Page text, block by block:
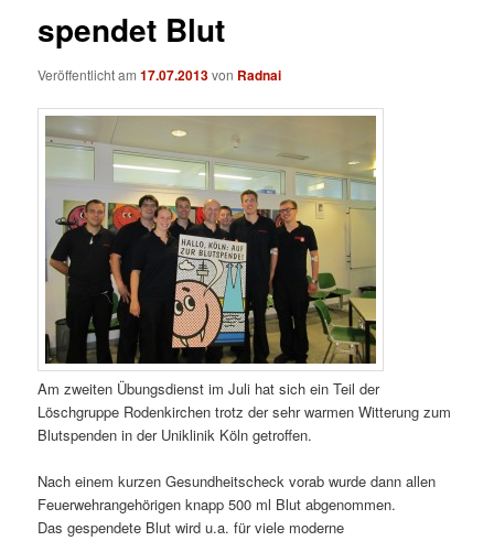
spendet Blut
Veröffentlicht am17.07.2013von Radnai
Am zweiten Übungsdienst im Juli hat sich ein Teil der
Löschgruppe Rodenkirchen trotz der sehr warmen Witterung zum
Blutspenden in der Uniklinik Köln getroffen.
Nach einem kurzen Gesundheitscheck vorab wurde dann allen
Feuerwehrangehörigen knapp 500 ml Blut abgenommen.
Das gespendete Blut wird u.a. für viele moderne